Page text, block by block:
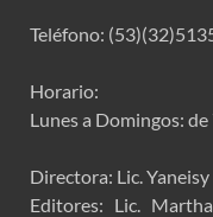
Teléfono:
Horario:
Lunes a Domingos:
Directora: Lic.
Editores: Lic.